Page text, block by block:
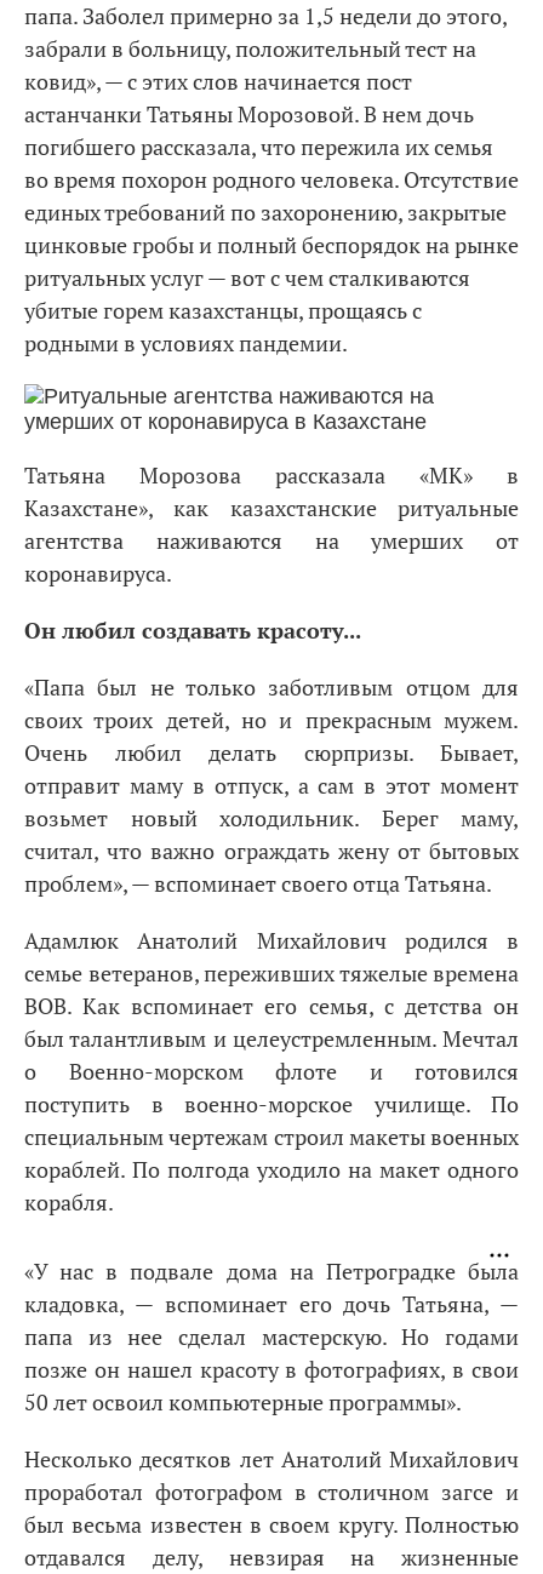
папа. Заболел примерно за 1,5 недели до этого,
забрали в больницу, положительный тест на
ковид», — с этих слов начинается пост
астанчанки Татьяны Морозовой. В нем дочь
погибшего рассказала, что пережила их семья
во время похорон родного человека. Отсутствие
единых требований по захоронению, закрытые
цинковые гробы и полный беспорядок на рынке
ритуальных услуг — вот с чем сталкиваются
убитые горем казахстанцы, прощаясь с
родными в условиях пандемии.
Татьяна Морозова рассказала «МК» в
Казахстане», как казахстанские ритуальные
агентства наживаются на умерших от
коронавируса.
Он любил создавать красоту...
«Папа был не только заботливым отцом для
своих троих детей, но и прекрасным мужем.
Очень любил делать сюрпризы. Бывает,
отправит маму в отпуск, а сам в этот момент
возьмет новый холодильник. Берег маму,
считал, что важно ограждать жену от бытовых
проблем», — вспоминает своего отца Татьяна.
Адамлюк Анатолий Михайлович родился в
семье ветеранов, переживших тяжелые времена
ВОВ. Как вспоминает его семья, с детства он
был талантливым и целеустремленным. Мечтал
о Военно-морском флоте и готовился
поступить в военно-морское училище. По
специальным чертежам строил макеты военных
кораблей. По полгода уходило на макет одного
корабля.
«У нас в подвале дома на Петроградке была
кладовка, — вспоминает его дочь Татьяна, —
папа из нее сделал мастерскую. Но годами
позже он нашел красоту в фотографиях, в свои
50 лет освоил компьютерные программы».
Несколько десятков лет Анатолий Михайлович
проработал фотографом в столичном загсе и
был весьма известен в своем кругу. Полностью
отдавался делу, невзирая на жизненные